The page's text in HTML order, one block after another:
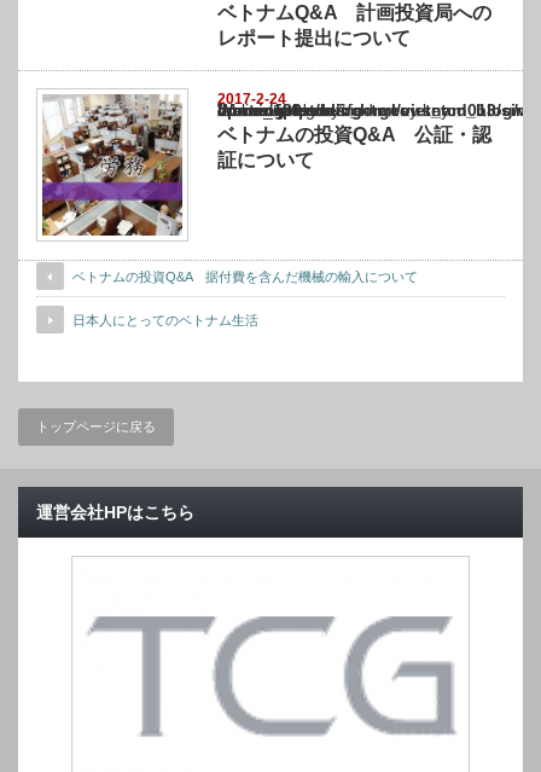
ベトナムQ&A 計画投資局への
レポート提出について
2017-2-24
Warning
: Undefined array key "show_category" in
/home/netst/kuno-cpa.co.jp/public_html/vietnam_blog/wp-content/themes/
on line183
ベトナムの投資Q&A 公証・認
証について
ベトナムの投資Q&A 据付費を含んだ機械の輸入について
日本人にとってのベトナム生活
トップページに戻る
運営会社HPはこちら